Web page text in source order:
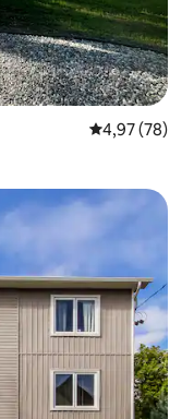
Évaluation
4,97 (78)